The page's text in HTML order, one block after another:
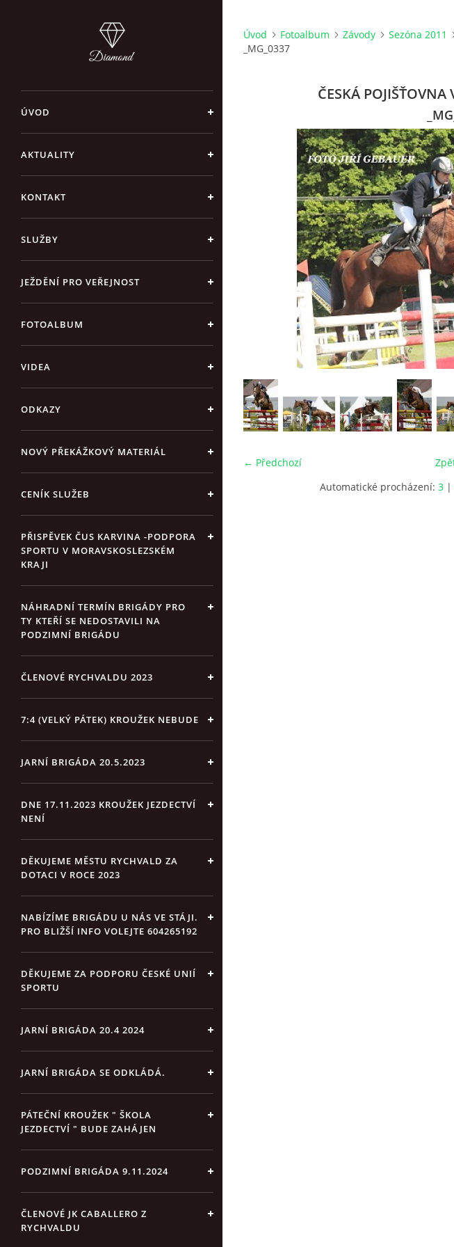
ÚVOD
AKTUALITY
KONTAKT
SLUŽBY
JEŽDĚNÍ PRO VEŘEJNOST
FOTOALBUM
VIDEA
ODKAZY
NOVÝ PŘEKÁŽKOVÝ MATERIÁL
CENÍK SLUŽEB
PŘISPĚVEK ČUS KARVINA -PODPORA
SPORTU V MORAVSKOSLEZSKÉM
KRAJI
NÁHRADNÍ TERMÍN BRIGÁDY PRO
TY KTEŘÍ SE NEDOSTAVILI NA
PODZIMNÍ BRIGÁDU
ČLENOVÉ RYCHVALDU 2023
7:4 (VELKÝ PÁTEK) KROUŽEK NEBUDE
JARNÍ BRIGÁDA 20.5.2023
DNE 17.11.2023 KROUŽEK JEZDECTVÍ
NENÍ
DĚKUJEME MĚSTU RYCHVALD ZA
DOTACI V ROCE 2023
NABÍZÍME BRIGÁDU U NÁS VE STÁJI.
PRO BLIŽŠÍ INFO VOLEJTE 604265192
DĚKUJEME ZA PODPORU ČESKÉ UNIÍ
SPORTU
JARNÍ BRIGÁDA 20.4 2024
JARNÍ BRIGÁDA SE ODKLÁDÁ.
PÁTEČNÍ KROUŽEK " ŠKOLA
JEZDECTVÍ " BUDE ZAHÁJEN
PODZIMNÍ BRIGÁDA 9.11.2024
ČLENOVÉ JK CABALLERO Z
RYCHVALDU
Úvod Fotoalbum Závody Sezóna 2011
_MG_0337
ČESKÁ POJIŠŤOVNA
← Předchozí
Automatické procházení: 3 |